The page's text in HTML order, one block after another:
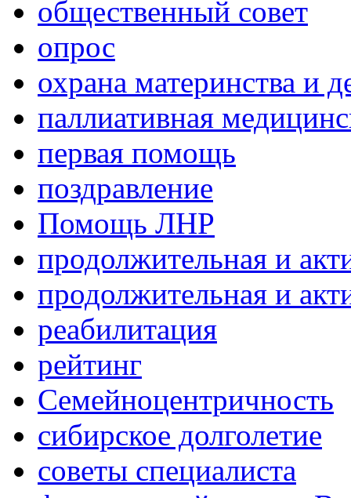
общественный совет
опрос
охрана материнства и
паллиативная
первая помощь
поздравление
Помощь ЛНР
продолжительная и
продолжительная и
реабилитация
рейтинг
Семейноцентричность
сибирское долголетие
советы специалиста